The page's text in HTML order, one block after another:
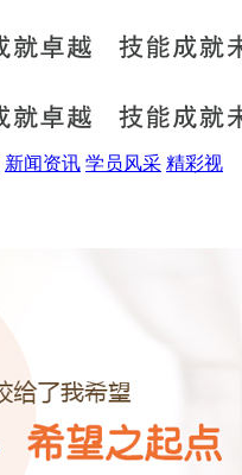
新闻资讯 学员风采 精彩视